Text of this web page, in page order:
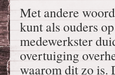
Met andere
kunt als ouders
medewerkster
overtuiging
waarom dit zo is.